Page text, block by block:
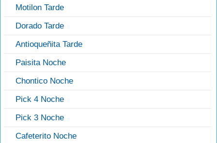
Motilon Tarde
Dorado Tarde
Antioqueñita Tarde
Paisita Noche
Chontico Noche
Pick 4 Noche
Pick 3 Noche
Cafeterito Noche